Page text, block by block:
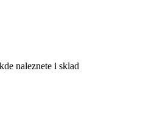
naleznete i sklad